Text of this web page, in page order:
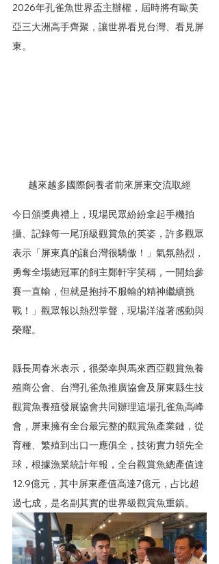
2026年孔雀魚世界盃主辦權，屆時將有歐美
亞三大洲高手齊聚，讓世界看見台灣、看見屏
東。
越來越多國際飼養者前來屏東交流取經
今日頒獎典禮上，現場民眾紛紛拿起手機拍
攝、記錄每一尾頂級觀賞魚的英姿，許多觀眾
表示「屏東真的讓台灣很驕傲！」氣氛熱烈，
勇奪全場總冠軍的飼主鄭軒宇笑稱，一開始參
賽一直輸，但就是抱持不服輸的精神繼續挑
戰！」觀眾報以熱烈掌聲，現場洋溢著感動與
榮耀。
縣長周春米表示，很榮幸與馬來西亞觀賞魚養
殖商公會、台灣孔雀魚推廣協會及屏東縣生技
觀賞魚養殖發展協會共同辦理這場孔雀魚高峰
會，屏東擁有全台最完整的觀賞魚產業鏈，從
育種、繁殖到出口一應俱全，技術實力領先全
球，根據漁業統計年報，全台觀賞魚總產值達
12.9億元，其中屏東產值高達7億元，占比超
過七成，是名副其實的世界級觀賞魚重鎮。